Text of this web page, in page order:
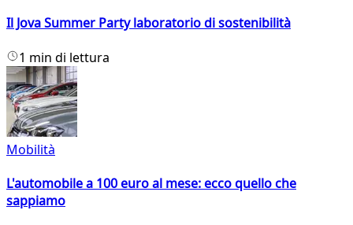
Il Jova Summer Party laboratorio di sostenibilità
1 min di lettura
Mobilità
L'automobile a 100 euro al mese: ecco quello che
sappiamo